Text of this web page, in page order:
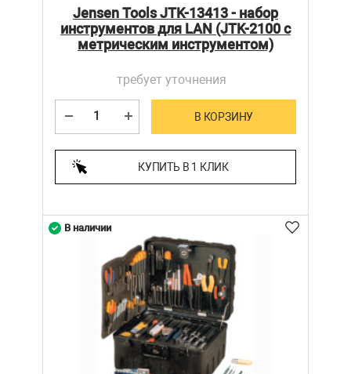
Jensen Tools JTK-13413 - набор
инструментов для LAN (JTK-2100 с
метрическим инструментом)
требует уточнения
В КОРЗИНУ
КУПИТЬ В 1 КЛИК
В наличии